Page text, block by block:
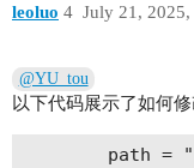
leoluo July 21, 2025,
4
@YU_tou
以下代码展示了如何
path =